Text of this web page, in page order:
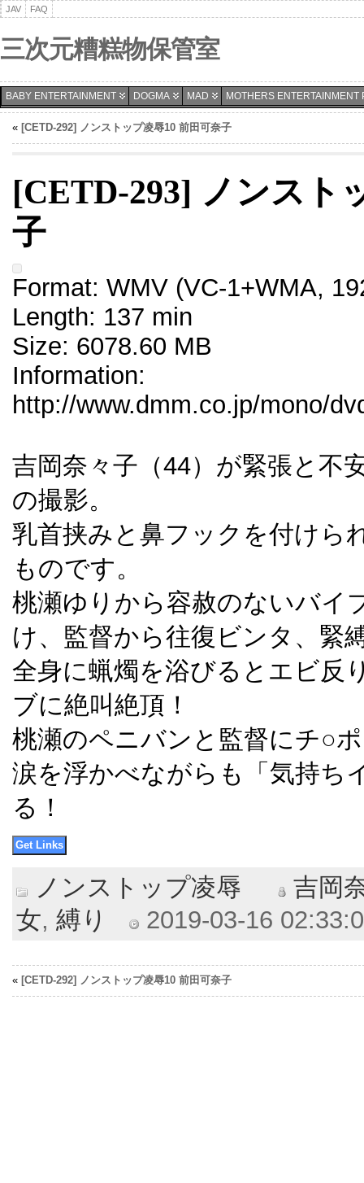
JAV FAQ
三次元糟糕物保管室
BABY ENTERTAINMENT DOGMA MAD MOTHERS ENTERTAINMENT
« [CETD-292] ノンストップ凌辱10 前田可奈子
[CETD-293] ノンスト
子
Format: WMV (VC-1+WMA,
Length: 137 min
Size: 6078.60 MB
Information:
http://www.dmm.co.jp/mono/
吉岡奈々子（44）が緊張と不
の撮影。
乳首挟みと鼻フックを付けら
ものです。
桃瀬ゆりから容赦のないバイ
け、監督から往復ビンタ、緊
全身に蝋燭を浴びるとエビ反
ブに絶叫絶頂！
桃瀬のペニバンと監督にチ○
涙を浮かべながらも「気持
る！
ノンストップ凌辱
吉岡
女, 縛り 2019-03-16
« [CETD-292] ノンストップ凌辱10 前田可奈子